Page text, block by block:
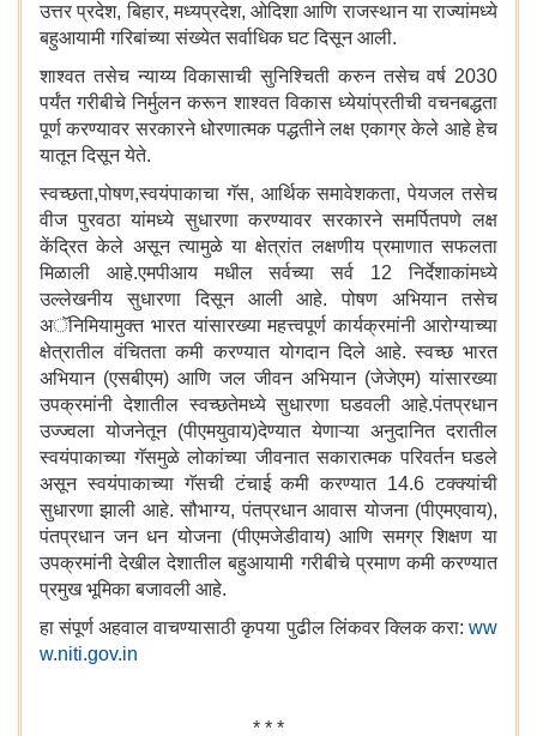
उत्तर प्रदेश, बिहार, मध्यप्रदेश, ओदिशा आणि राजस्थान या राज्यांमध्ये
बहुआयामी गरिबांच्या संख्येत सर्वाधिक घट दिसून आली.
शाश्वत तसेच न्याय्य विकासाची सुनिश्चिती करुन तसेच वर्ष 2030
पर्यंत गरीबीचे निर्मुलन करून शाश्वत विकास ध्येयांप्रतीची वचनबद्धता
पूर्ण करण्यावर सरकारने धोरणात्मक पद्धतीने लक्ष एकाग्र केले आहे हेच
यातून दिसून येते.
स्वच्छता,पोषण,स्वयंपाकाचा गॅस, आर्थिक समावेशकता, पेयजल तसेच
वीज पुरवठा यांमध्ये सुधारणा करण्यावर सरकारने समर्पितपणे लक्ष
केंद्रित केले असून त्यामुळे या क्षेत्रांत लक्षणीय प्रमाणात सफलता
मिळाली आहे.एमपीआय मधील सर्वच्या सर्व 12 निर्देशाकांमध्ये
उल्लेखनीय सुधारणा दिसून आली आहे. पोषण अभियान तसेच
अॅनिमियामुक्त भारत यांसारख्या महत्त्वपूर्ण कार्यक्रमांनी आरोग्याच्या
क्षेत्रातील वंचितता कमी करण्यात योगदान दिले आहे. स्वच्छ भारत
अभियान (एसबीएम) आणि जल जीवन अभियान (जेजेएम) यांसारख्या
उपक्रमांनी देशातील स्वच्छतेमध्ये सुधारणा घडवली आहे.पंतप्रधान
उज्ज्वला योजनेतून (पीएमयुवाय)देण्यात येणाऱ्या अनुदानित दरातील
स्वयंपाकाच्या गॅसमुळे लोकांच्या जीवनात सकारात्मक परिवर्तन घडले
असून स्वयंपाकाच्या गॅसची टंचाई कमी करण्यात 14.6 टक्क्यांची
सुधारणा झाली आहे. सौभाग्य, पंतप्रधान आवास योजना (पीएमएवाय),
पंतप्रधान जन धन योजना (पीएमजेडीवाय) आणि समग्र शिक्षण या
उपक्रमांनी देखील देशातील बहुआयामी गरीबीचे प्रमाण कमी करण्यात
प्रमुख भूमिका बजावली आहे.
हा संपूर्ण अहवाल वाचण्यासाठी कृपया पुढील लिंकवर क्लिक करा: ww
w.niti.gov.in
* * *